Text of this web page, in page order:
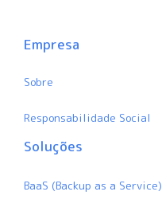
Empresa
Sobre
Responsabilidade Social
Soluções
BaaS (Backup as a Service)